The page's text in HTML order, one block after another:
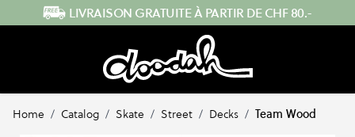
Skip to Content ENVOI RAPIDE DEPUIS LA SUISSE
Home / Catalog / Skate / Street / Decks / Team Wood